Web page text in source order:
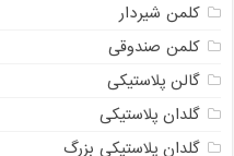
کلمن شیردار
کلمن صندوقی
گالن پلاستیکی
گلدان پلاستیکی
گلدان پلاستیکی بزرگ